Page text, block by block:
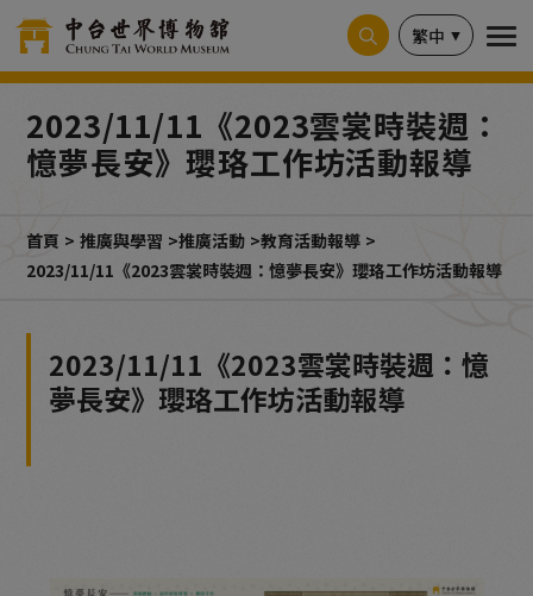
繁中
2023/11/11《2023雲裳時裝週：
憶夢長安》瓔珞工作坊活動報導
首頁 推廣與學習 推廣活動
教育活動報導
2023/11/11《2023雲裳時裝週：憶夢長安》瓔珞工作坊活動報導
2023/11/11《2023雲裳時裝週：憶
夢長安》瓔珞工作坊活動報導
Cookie管理面板